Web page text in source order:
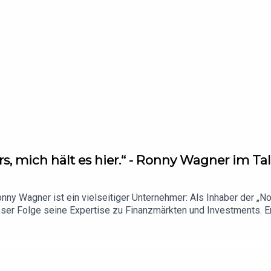
mich hält es hier.“ - Ronny Wagner im
Wagner ist ein vielseitiger Unternehmer: Als Inhaber der
Folge seine Expertise zu Finanzmärkten und Investments.
Konzept der „schwarzen Schwäne“ und zeigt anhand
die globalen Finanzströme beeinflussen können.
geprägt. Sie eröffnet ein dynamisches Umfeld,